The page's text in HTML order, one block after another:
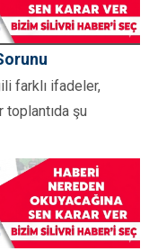
farklı ifadeler,
toplantıda şu